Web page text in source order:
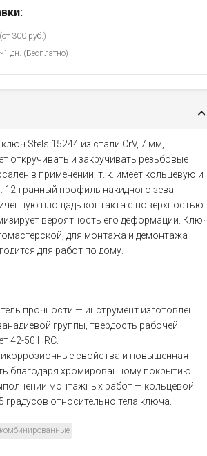
300 руб.)
дн. (Бесплатно)
Stels 15244 из стали CrV, 7 мм,
откручивать и закручивать резьбовые
в применении, т. к. имеет кольцевую и
гранный профиль накидного зева
площадь контакта с поверхностью
вероятность его деформации.
для монтажа и демонтажа
для работ по дому.
прочности — инструмент изготовлен
группы, твердость рабочей
42-50 HRC.
свойства и повышенная
благодаря хромированному покрытию.
монтажных работ — кольцевой
градусов относительно тела ключа.